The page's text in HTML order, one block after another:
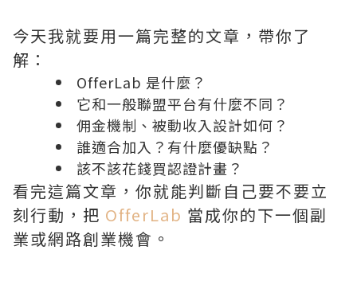
今天我就要用一篇完整的文章，帶你了
解：
OfferLab 是什麼？
它和一般聯盟平台有什麼不同？
佣金機制、被動收入設計如何？
誰適合加入？有什麼優缺點？
該不該花錢買認證計畫？
看完這篇文章，你就能判斷自己要不要立
刻行動，把 OfferLab 當成你的下一個副
業或網路創業機會。